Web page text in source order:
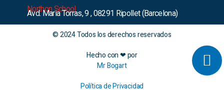
Northon School
Avd. Maria Torras, 9 , 08291 Ripollet (Barcelona)
© 2024 Todos los derechos reservados
Hecho con ❤ por
Mr Bogart
Política de Privacidad